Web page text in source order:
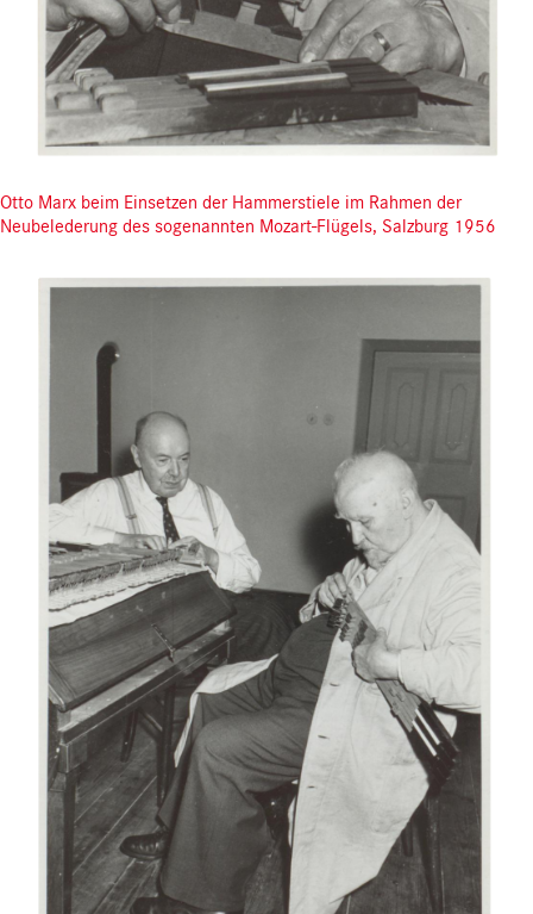
Otto Marx beim Einsetzen der Hammerstiele im Rahmen der
Neubelederung des sogenannten Mozart-Flügels, Salzburg 1956